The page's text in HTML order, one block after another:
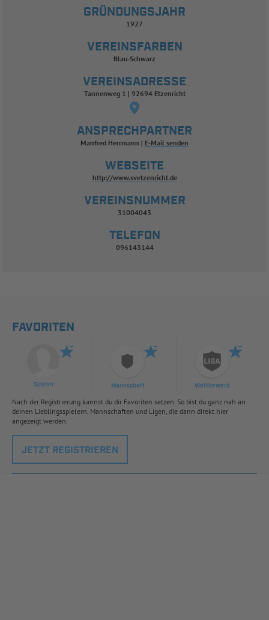
GRÜNDUNGSJAHR
1927
VEREINSFARBEN
Blau-Schwarz
VEREINSADRESSE
Tannenweg 1 | 92694 Etzenricht
ANSPRECHPARTNER
Manfred Herrmann E-Mail senden
WEBSEITE
http://www.svetzenricht.de
VEREINSNUMMER
31004043
TELEFON
096143144
FAVORITEN
Spieler Mannschaft Wettbewerb
Nach der Registrierung kannst du dir Favoriten setzen. So bist du ganz nah an
deinen Lieblingsspielern, Mannschaften und Ligen, die dann direkt hier
angezeigt werden.
JETZT REGISTRIEREN